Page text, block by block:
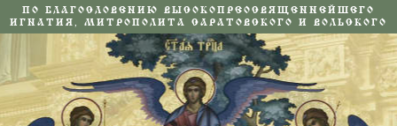
ПО БЛАГОСЛОВЕНИЮ ВЫСОКОПРЕОСВЯЩЕННЕЙШЕГО
ИГНАТИЯ, МИТРОПОЛИТА САРАТОВСКОГО И ВОЛЬСКОГО